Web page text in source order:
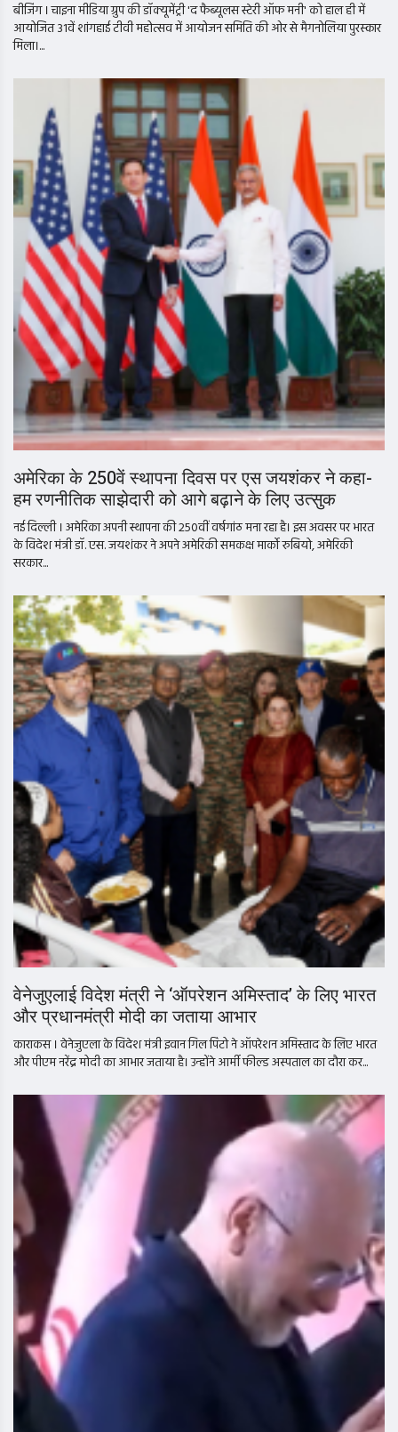
बीजिंग । चाइना मीडिया ग्रुप की डॉक्यूमेंट्री 'द फैब्यूलस स्टेरी ऑफ मनी' को हाल ही में
आयोजित 31वें शांगहाई टीवी महोत्सव में आयोजन समिति की ओर से मैगनोलिया पुरस्कार
मिला।...
अमेरिका के 250वें स्थापना दिवस पर एस जयशंकर ने कहा-
हम रणनीतिक साझेदारी को आगे बढ़ाने के लिए उत्सुक
नई दिल्ली । अमेरिका अपनी स्थापना की 250वीं वर्षगांठ मना रहा है। इस अवसर पर भारत
के विदेश मंत्री डॉ. एस. जयशंकर ने अपने अमेरिकी समकक्ष मार्को रुबियो, अमेरिकी
सरकार...
वेनेजुएलाई विदेश मंत्री ने ‘ऑपरेशन अमिस्ताद’ के लिए भारत
और प्रधानमंत्री मोदी का जताया आभार
काराकस । वेनेजुएला के विदेश मंत्री इवान गिल पिंटो ने ऑपरेशन अमिस्ताद के लिए भारत
और पीएम नरेंद्र मोदी का आभार जताया है। उन्होंने आर्मी फील्ड अस्पताल का दौरा कर...